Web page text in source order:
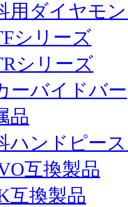
用ダイヤモ
シリーズ
シリーズ
ーバイドバー
品
ハンドピー
互換製品
互換製品